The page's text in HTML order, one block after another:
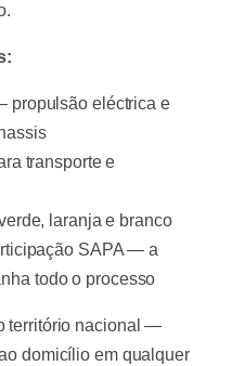
propulsão eléctrica e
transporte e
laranja e branco
SAPA — a
todo o processo
território nacional —
domicílio em qualquer